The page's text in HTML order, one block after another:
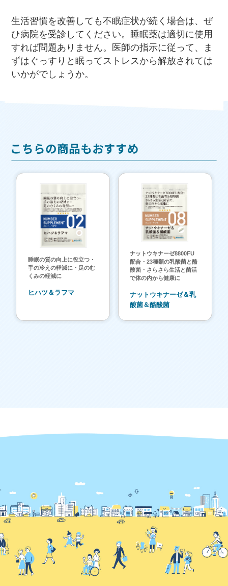
生活習慣を改善しても不眠症状が続く場合は、ぜ
ひ病院を受診してください。睡眠薬は適切に使用
すれば問題ありません。医師の指示に従って、ま
ずはぐっすりと眠ってストレスから解放されては
いかがでしょうか。
睡眠の質の向上に役立つ・
手の冷えの軽減に・足のむ
くみの軽減に
ヒハツ＆ラフマ
ナットウキナーゼ8800FU
配合・23種類の乳酸菌と酪
酸菌・さらさら生活と菌活
で体の内から健康に
ナットウキナーゼ＆乳
酸菌＆酪酸菌